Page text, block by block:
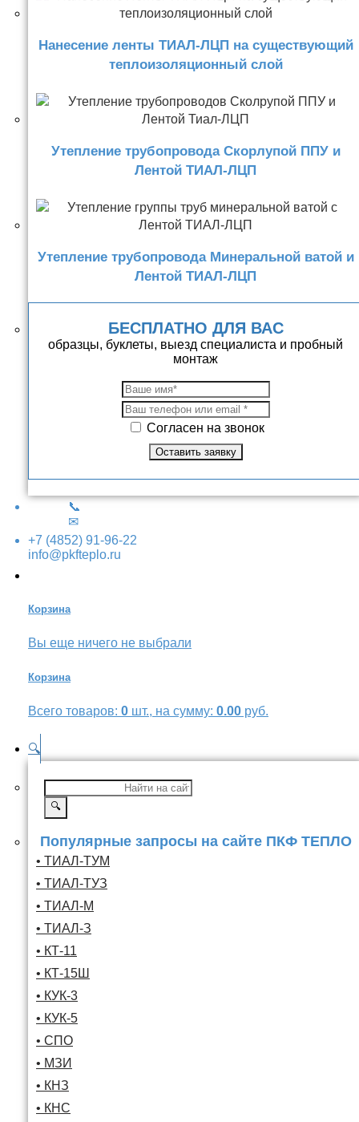
Нанесение ленты ТИАЛ-ЛЦП на существующий
теплоизоляционный слой
Утепление трубопровода Скорлупой ППУ и
Лентой ТИАЛ-ЛЦП
Утепление трубопровода Минеральной ватой и
Лентой ТИАЛ-ЛЦП
БЕСПЛАТНО ДЛЯ ВАС
образцы, буклеты, выезд специалиста и пробный
монтаж
Согласен на звонок
📞
✉
+7 (4852) 91-96-22
info@pkfteplo.ru
Корзина
Вы еще ничего не выбрали
Корзина
Всего товаров: 0 шт., на сумму: 0.00 руб.
🔍
🔍
Популярные запросы на сайте ПКФ ТЕПЛО
• ТИАЛ-ТУМ
• ТИАЛ-ТУЗ
• ТИАЛ-М
• ТИАЛ-З
• КТ-11
• КТ-15Ш
• КУК-3
• КУК-5
• СПО
• МЗИ
• КНЗ
• КНС